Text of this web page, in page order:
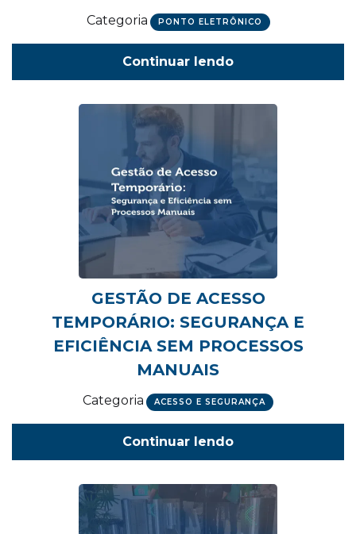
Categoria PONTO ELETRÔNICO
Continuar lendo
GESTÃO DE ACESSO
TEMPORÁRIO: SEGURANÇA E
EFICIÊNCIA SEM PROCESSOS
MANUAIS
Categoria ACESSO E SEGURANÇA
Continuar lendo